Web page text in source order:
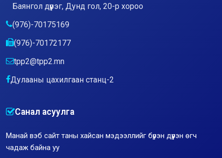
Баянгол дүүрэг, Дунд гол, 20-р хороо
(976)-70175169
(976)-70172177
tpp2@tpp2.mn
Дулааны цахилгаан станц-2
Санал асуулга
Манай вэб сайт таны хайсан мэдээллийг бүрэн дүүрэн өгч
чадаж байна уу